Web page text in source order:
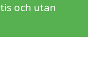
och utan